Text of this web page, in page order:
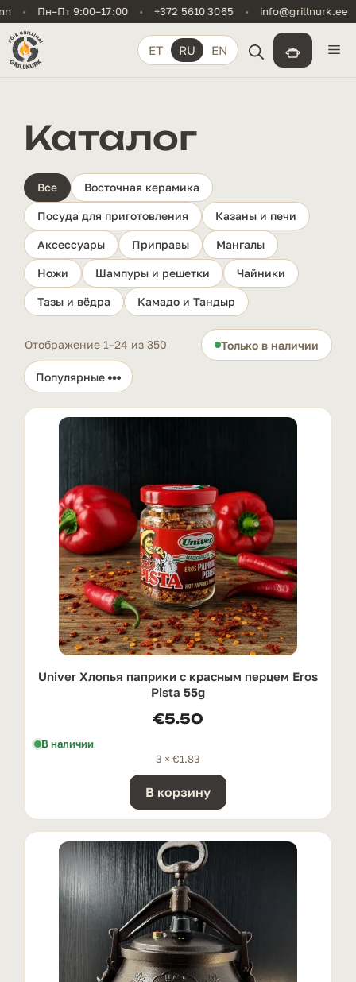
Перейти
содержимому
• Пн–Пт 9:00–17:00 • +372 5610 3065 • info@grillnurk.ee •
ET RU EN
Каталог
Все Восточная керамика
Посуда для приготовления Казаны и печи
Аксессуары Приправы Мангалы
Ножи Шампуры и решетки Чайники
Тазы и вёдра Камадо и Тандыр
Отображение 1–24 из 350 Только в наличии
Univer Хлопья паприки с красным перцем Eros
Pista 55g
€5.50
В наличии
3 × €1.83
В корзину